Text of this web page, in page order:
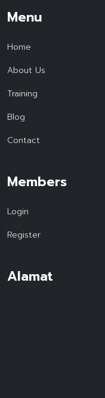
Menu
Home
About Us
Training
Blog
Contact
Members
Login
Register
Alamat